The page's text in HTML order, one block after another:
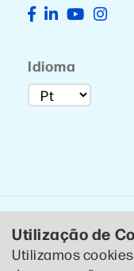
Idioma
Utilização de
Utilizamos